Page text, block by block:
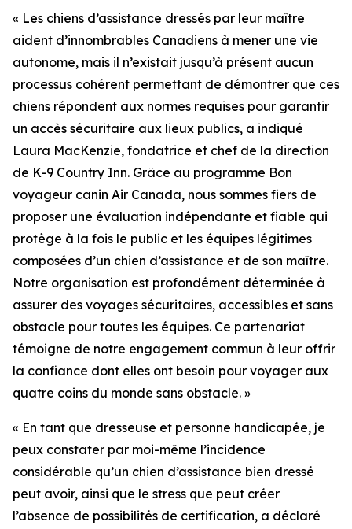
« Les chiens d’assistance dressés par leur maître
aident d’innombrables Canadiens à mener une vie
autonome, mais il n’existait jusqu’à présent aucun
processus cohérent permettant de démontrer que ces
chiens répondent aux normes requises pour garantir
un accès sécuritaire aux lieux publics, a indiqué
Laura MacKenzie, fondatrice et chef de la direction
de K-9 Country Inn. Grâce au programme Bon
voyageur canin Air Canada, nous sommes fiers de
proposer une évaluation indépendante et fiable qui
protège à la fois le public et les équipes légitimes
composées d’un chien d’assistance et de son maître.
Notre organisation est profondément déterminée à
assurer des voyages sécuritaires, accessibles et sans
obstacle pour toutes les équipes. Ce partenariat
témoigne de notre engagement commun à leur offrir
la confiance dont elles ont besoin pour voyager aux
quatre coins du monde sans obstacle. »
« En tant que dresseuse et personne handicapée, je
peux constater par moi-même l’incidence
considérable qu’un chien d’assistance bien dressé
peut avoir, ainsi que le stress que peut créer
l’absence de possibilités de certification, a déclaré